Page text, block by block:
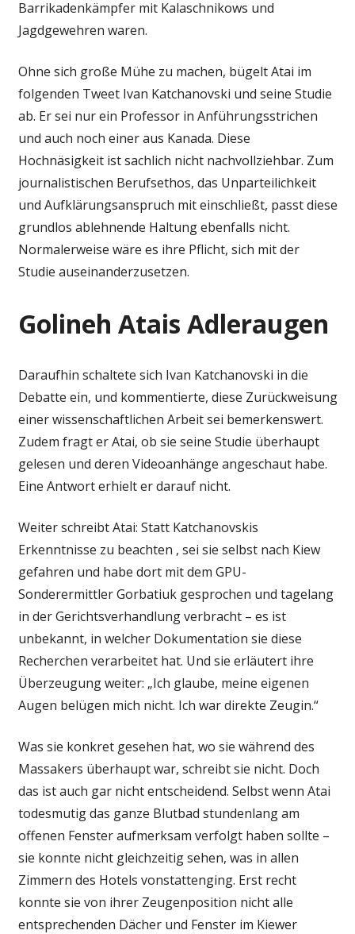
Barrikadenkämpfer mit Kalaschnikows und
Jagdgewehren waren.
Ohne sich große Mühe zu machen, bügelt Atai im
folgenden Tweet Ivan Katchanovski und seine Studie
ab. Er sei nur ein Professor in Anführungsstrichen
und auch noch einer aus Kanada. Diese
Hochnäsigkeit ist sachlich nicht nachvollziehbar. Zum
journalistischen Berufsethos, das Unparteilichkeit
und Aufklärungsanspruch mit einschließt, passt diese
grundlos ablehnende Haltung ebenfalls nicht.
Normalerweise wäre es ihre Pflicht, sich mit der
Studie auseinanderzusetzen.
Golineh Atais Adleraugen
Daraufhin schaltete sich Ivan Katchanovski in die
Debatte ein, und kommentierte, diese Zurückweisung
einer wissenschaftlichen Arbeit sei bemerkenswert.
Zudem fragt er Atai, ob sie seine Studie überhaupt
gelesen und deren Videoanhänge angeschaut habe.
Eine Antwort erhielt er darauf nicht.
Weiter schreibt Atai: Statt Katchanovskis
Erkenntnisse zu beachten , sei sie selbst nach Kiew
gefahren und habe dort mit dem GPU-
Sonderermittler Gorbatiuk gesprochen und tagelang
in der Gerichtsverhandlung verbracht – es ist
unbekannt, in welcher Dokumentation sie diese
Recherchen verarbeitet hat. Und sie erläutert ihre
Überzeugung weiter: „Ich glaube, meine eigenen
Augen belügen mich nicht. Ich war direkte Zeugin.“
Was sie konkret gesehen hat, wo sie während des
Massakers überhaupt war, schreibt sie nicht. Doch
das ist auch gar nicht entscheidend. Selbst wenn Atai
todesmutig das ganze Blutbad stundenlang am
offenen Fenster aufmerksam verfolgt haben sollte –
sie konnte nicht gleichzeitig sehen, was in allen
Zimmern des Hotels vonstattenging. Erst recht
konnte sie von ihrer Zeugenposition nicht alle
entsprechenden Dächer und Fenster im Kiewer